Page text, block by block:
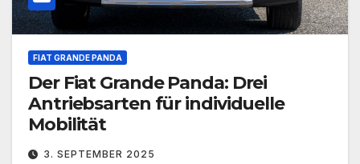
FIAT GRANDE PANDA
Der Fiat Grande Panda: Drei
Antriebsarten für individuelle
Mobilität
3. SEPTEMBER 2025